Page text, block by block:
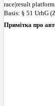
race|result
Basis: § 51 UrhG
Примітка про